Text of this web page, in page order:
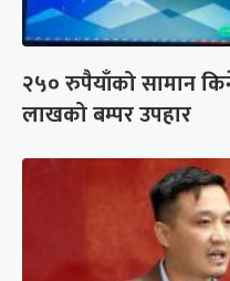
२५० रुपैयाँको सामान
लाखको बम्पर उपहार